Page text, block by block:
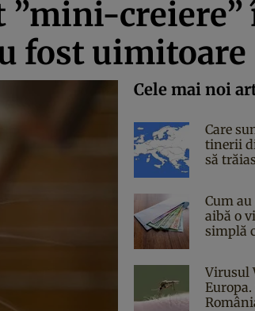
”mini-creiere”
fost uimitoare
Cele mai noi
Care
tinerii
să
Cum
aibă o
simplă
Virusul